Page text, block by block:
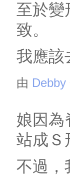
至於變
致。
我應該
由 Debby
娘因為
站成Ｓ
不過，